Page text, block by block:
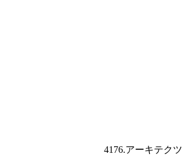
4176.アーキテク